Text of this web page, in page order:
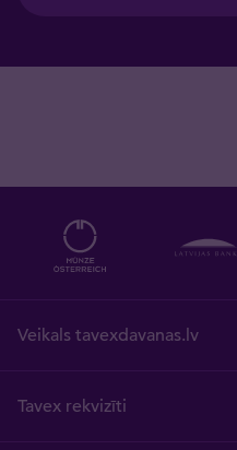
Veikals tavexdavanas.lv
Tavex rekvizīti